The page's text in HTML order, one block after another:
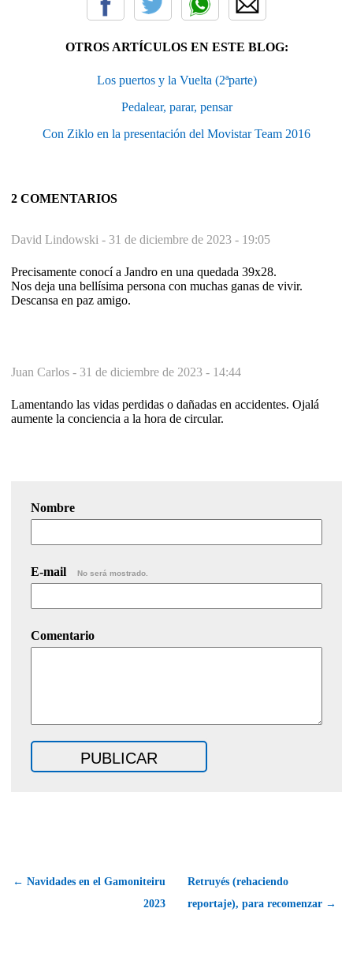
OTROS ARTÍCULOS EN ESTE BLOG:
Los puertos y la Vuelta (2ªparte)
Pedalear, parar, pensar
Con Ziklo en la presentación del Movistar Team 2016
2 COMENTARIOS
David Lindowski - 31 de diciembre de 2023 - 19:05
Precisamente conocí a Jandro en una quedada 39x28.
Nos deja una bellísima persona con muchas ganas de vivir.
Descansa en paz amigo.
Juan Carlos - 31 de diciembre de 2023 - 14:44
Lamentando las vidas perdidas o dañadas en accidentes. Ojalá
aumente la conciencia a la hora de circular.
Nombre
E-mail No será mostrado.
Comentario
← Navidades en el Gamoniteiru
2023
Retruyés (rehaciendo
reportaje), para recomenzar →